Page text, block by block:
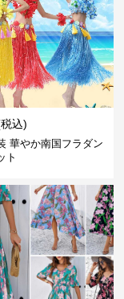
込)
華やか南国フラダン
ト